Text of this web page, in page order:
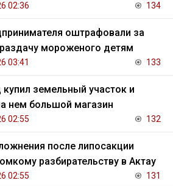
02:36 134
оштрафовали за
мороженого детям
03:41 133
купил земельный участок и
нем большой магазин
02:55 132
после липосакции
разбирательству в Актау
02:55 131